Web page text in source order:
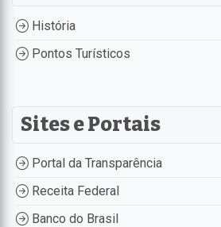
História
Pontos Turísticos
Sites e Portais
Portal da Transparência
Receita Federal
Banco do Brasil